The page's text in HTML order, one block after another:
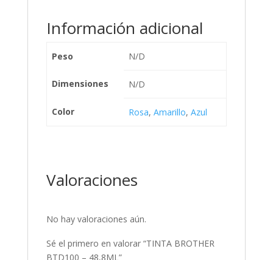
Información adicional
Peso N/D
Dimensiones N/D
Color Rosa, Amarillo, Azul
Valoraciones
No hay valoraciones aún.
Sé el primero en valorar “TINTA BROTHER
BTD100 – 48,8ML”